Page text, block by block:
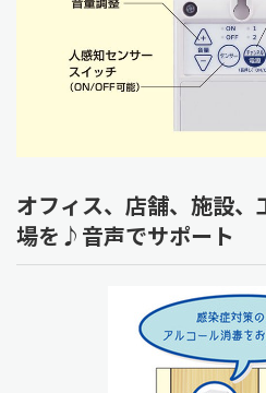
オフィス、店舗、施設
場を♪音声でサポート